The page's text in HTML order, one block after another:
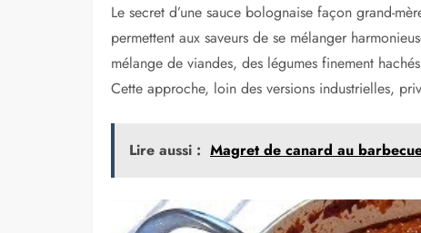
Le secret d’une sauce bolognaise façon grand-
permettent aux saveurs de se mélanger
mélange de viandes, des légumes finement
Cette approche, loin des versions industrielles,
Lire aussi : Magret de canard au